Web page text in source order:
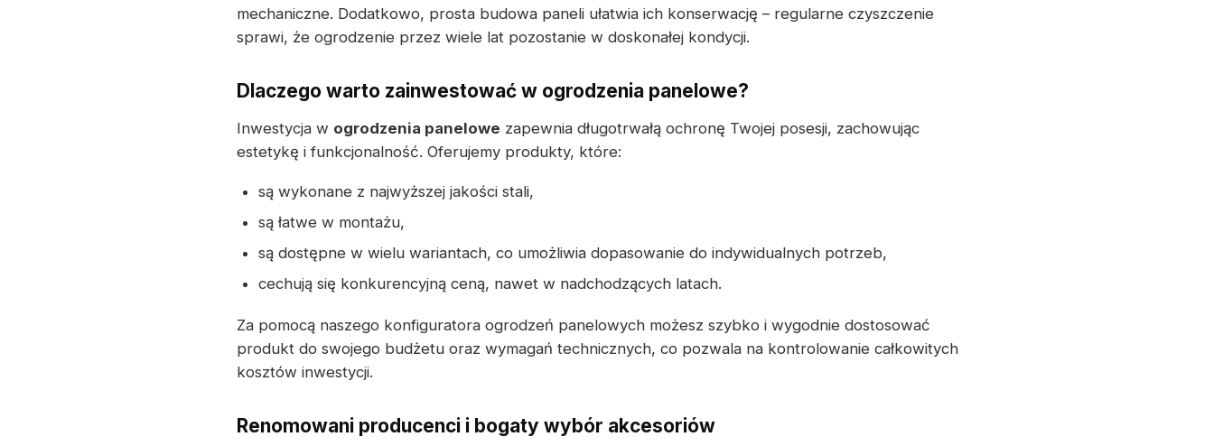
mechaniczne. Dodatkowo, prosta budowa paneli ułatwia ich konserwację – regularne czyszczenie
sprawi, że ogrodzenie przez wiele lat pozostanie w doskonałej kondycji.
Dlaczego warto zainwestować w ogrodzenia panelowe?
Inwestycja w ogrodzenia panelowe zapewnia długotrwałą ochronę Twojej posesji, zachowując
estetykę i funkcjonalność. Oferujemy produkty, które:
są wykonane z najwyższej jakości stali,
są łatwe w montażu,
są dostępne w wielu wariantach, co umożliwia dopasowanie do indywidualnych potrzeb,
cechują się konkurencyjną ceną, nawet w nadchodzących latach.
Za pomocą naszego konfiguratora ogrodzeń panelowych możesz szybko i wygodnie dostosować
produkt do swojego budżetu oraz wymagań technicznych, co pozwala na kontrolowanie całkowitych
kosztów inwestycji.
Renomowani producenci i bogaty wybór akcesoriów